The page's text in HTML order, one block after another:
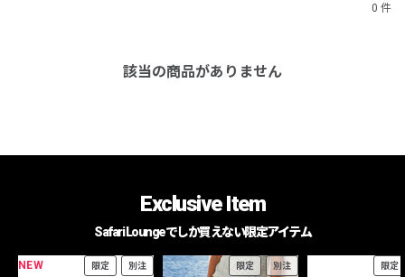
0 件
該当の商品がありません
Exclusive Item
Safari Loungeでしか買えない限定アイテム
NEW 限定 別注 限定 別注 限定